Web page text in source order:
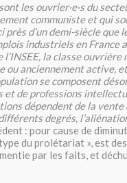
les ouvrier·e·s du
communiste et qui
près d’un demi-siècle que
industriels en France
la classe ouvrière
ou anciennement active,
se composent
de professions
dépendent de la
degrés,
: pour cause de
du prolétariat », est
par les faits, et